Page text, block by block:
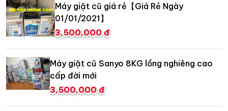
Máy giặt cũ giá rẻ【Giá Rẻ Ngày
01/01/2021】
3,500,000 đ
Máy giặt cũ Sanyo 8KG lồng nghiêng cao
cấp đời mới
3,500,000 đ